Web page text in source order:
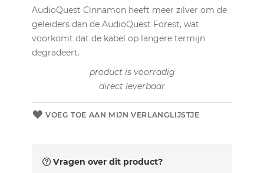
AudioQuest Cinnamon heeft meer zilver om de
geleiders dan de AudioQuest Forest, wat
voorkomt dat de kabel op langere termijn
degradeert.
product is voorradig
direct leverbaar
VOEG TOE AAN MIJN VERLANGLIJSTJE
Vragen over dit product?